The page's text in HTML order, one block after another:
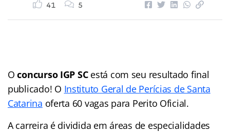
41 5
Oconcurso IGP SCestá com seu resultado final
publicado! O Instituto Geral de Perícias de Santa
Catarina oferta 60 vagas para Perito Oficial.
A carreira é dividida em áreas de especialidades